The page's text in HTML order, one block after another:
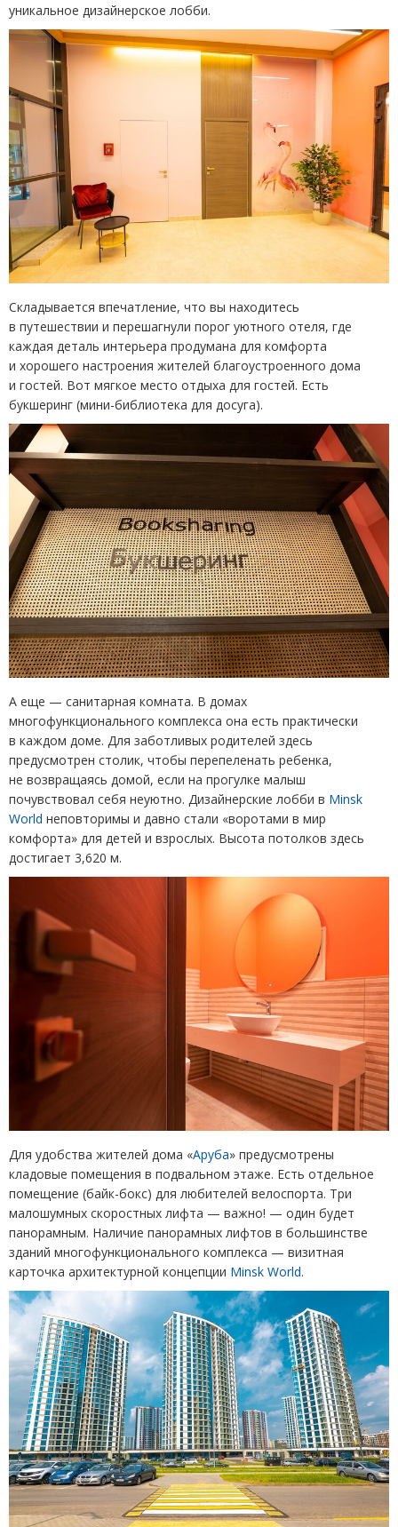
уникальное дизайнерское лобби.
Складывается впечатление, что вы находитесь
в путешествии и перешагнули порог уютного отеля, где
каждая деталь интерьера продумана для комфорта
и хорошего настроения жителей благоустроенного дома
и гостей. Вот мягкое место отдыха для гостей. Есть
букшеринг (мини-библиотека для досуга).
А еще — санитарная комната. В домах
многофункционального комплекса она есть практически
в каждом доме. Для заботливых родителей здесь
предусмотрен столик, чтобы перепеленать ребенка,
не возвращаясь домой, если на прогулке малыш
почувствовал себя неуютно. Дизайнерские лобби в Minsk
World неповторимы и давно стали «воротами в мир
комфорта» для детей и взрослых. Высота потолков здесь
достигает 3,620 м.
Для удобства жителей дома «Аруба» предусмотрены
кладовые помещения в подвальном этаже. Есть отдельное
помещение (байк-бокс) для любителей велоспорта. Три
малошумных скоростных лифта — важно! — один будет
панорамным. Наличие панорамных лифтов в большинстве
зданий многофункционального комплекса — визитная
карточка архитектурной концепции Minsk World.